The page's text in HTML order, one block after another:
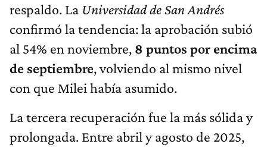
respaldo. La Universidad de San Andrés
confirmó la tendencia: la aprobación subió
al 54% en noviembre, 8 puntos por encima
de septiembre, volviendo al mismo nivel
con que Milei había asumido.
La tercera recuperación fue la más sólida y
prolongada. Entre abril y agosto de 2025,